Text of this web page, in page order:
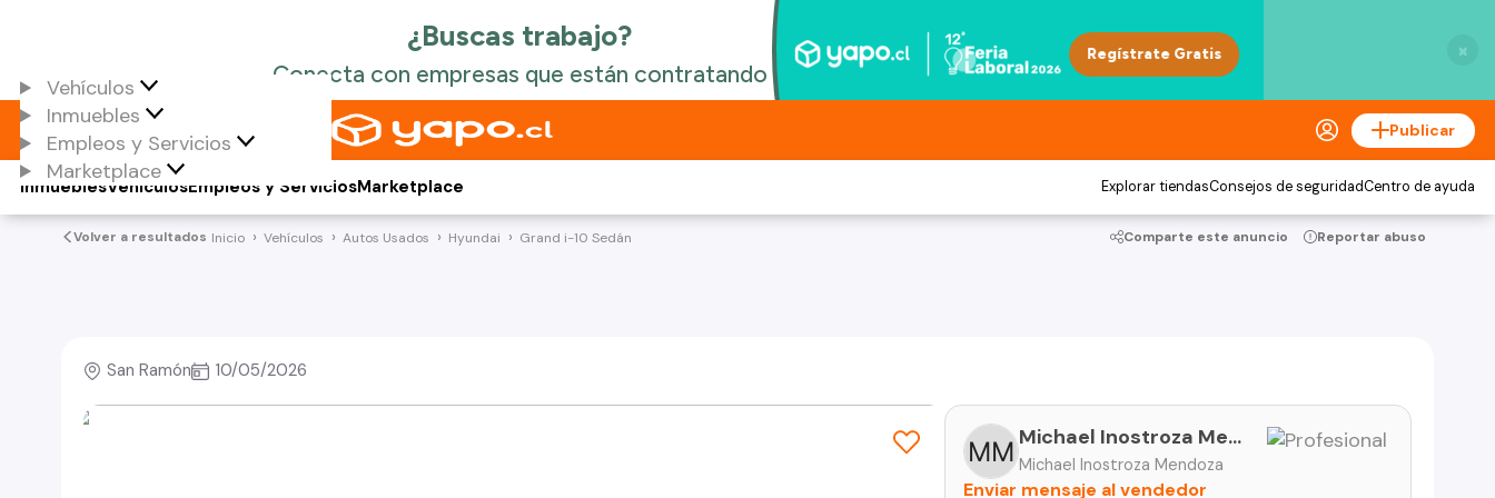
×
Vehículos
Inmuebles
Empleos y Servicios
Marketplace
Publicar
Vehículos
Inmuebles Empleos y ServiciosMarketplace Explorar tiendasConsejos de seguridadCentro de ayuda
Volver a resultados Inicio Vehículos Autos Usados Hyundai Grand i-10 Sedán Comparte este anuncio Reportar abuso
San Ramón 10/05/2026
Michael Inostroza Mendoza
Michael Inostroza Mendoza
Enviar mensaje al vendedor